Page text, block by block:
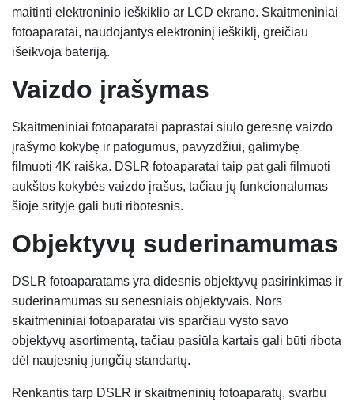
maitinti elektroninio ieškiklio ar LCD ekrano. Skaitmeniniai
fotoaparatai, naudojantys elektroninį ieškiklį, greičiau
išeikvoja bateriją.
Vaizdo įrašymas
Skaitmeniniai fotoaparatai paprastai siūlo geresnę vaizdo
įrašymo kokybę ir patogumus, pavyzdžiui, galimybę
filmuoti 4K raiška. DSLR fotoaparatai taip pat gali filmuoti
aukštos kokybės vaizdo įrašus, tačiau jų funkcionalumas
šioje srityje gali būti ribotesnis.
Objektyvų suderinamumas
DSLR fotoaparatams yra didesnis objektyvų pasirinkimas ir
suderinamumas su senesniais objektyvais. Nors
skaitmeniniai fotoaparatai vis sparčiau vysto savo
objektyvų asortimentą, tačiau pasiūla kartais gali būti ribota
dėl naujesnių jungčių standartų.
Renkantis tarp DSLR ir skaitmeninių fotoaparatų, svarbu